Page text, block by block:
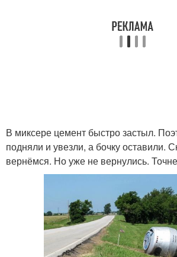
В миксере цемент быстро застыл.
подняли и увезли, а бочку оставили.
вернёмся. Но уже не вернулись.